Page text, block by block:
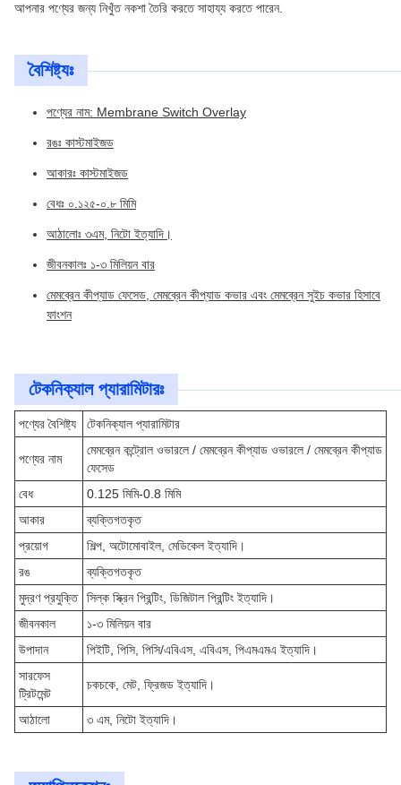
আপনার পণ্যের জন্য নিখুঁত নকশা তৈরি করতে সাহায্য করতে পারেন.
বৈশিষ্ট্যঃ
পণ্যের নাম: Membrane Switch Overlay
রঙঃ কাস্টমাইজড
আকারঃ কাস্টমাইজড
বেধঃ ০.১২৫-০.৮ মিমি
আঠালোঃ ৩এম, নিটো ইত্যাদি।
জীবনকালঃ ১-৩ মিলিয়ন বার
মেমব্রেন কীপ্যাড ফেসেড, মেমব্রেন কীপ্যাড কভার এবং মেমব্রেন সুইচ কভার হিসাবে
ফাংশন
টেকনিক্যাল প্যারামিটারঃ
পণ্যের বৈশিষ্ট্য টেকনিক্যাল প্যারামিটার
পণ্যের নাম
মেমব্রেন কন্ট্রোল ওভারলে / মেমব্রেন কীপ্যাড ওভারলে / মেমব্রেন কীপ্যাড
ফেসেড
বেধ
0.125 মিমি-0.8 মিমি
আকার
ব্যক্তিগতকৃত
প্রয়োগ
শিল্প, অটোমোবাইল, মেডিকেল ইত্যাদি।
রঙ
ব্যক্তিগতকৃত
মুদ্রণ প্রযুক্তি
সিল্ক স্ক্রিন প্রিন্টিং, ডিজিটাল প্রিন্টিং ইত্যাদি।
জীবনকাল
১-৩ মিলিয়ন বার
উপাদান
পিইটি, পিসি, পিসি/এবিএস, এবিএস, পিএমএমএ ইত্যাদি।
সারফেস
ট্রিটমেন্ট
চকচকে, মেট, ফ্রিজড ইত্যাদি।
আঠালো ৩ এম, নিটো ইত্যাদি।